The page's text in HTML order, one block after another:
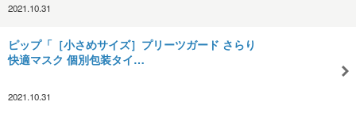
2021.10.31
ピップ「［小さめサイズ］プリーツガード さらり
快適マスク 個別包装タイ…
2021.10.31